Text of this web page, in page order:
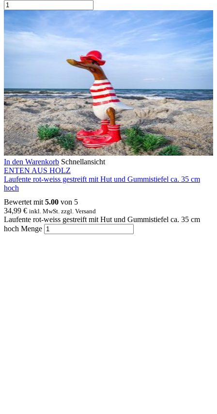
In den Warenkorb Schnellansicht
ENTEN AUS HOLZ
Laufente rot-weiss gestreift mit Hut und Gummistiefel ca. 35 cm
hoch
Bewertet mit 5.00 von 5
34,99 € inkl. MwSt. zzgl. Versand
Laufente rot-weiss gestreift mit Hut und Gummistiefel ca. 35 cm
hoch Menge